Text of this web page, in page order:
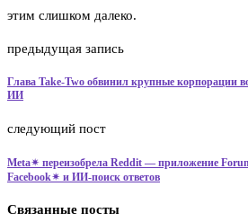
этим слишком далеко.
предыдущая запись
Глава Take-Two обвинил крупные корпорации
ИИ
следующий пост
Meta✴ переизобрела Reddit — приложение
Facebook✴ и ИИ-поиск ответов
Связанные посты